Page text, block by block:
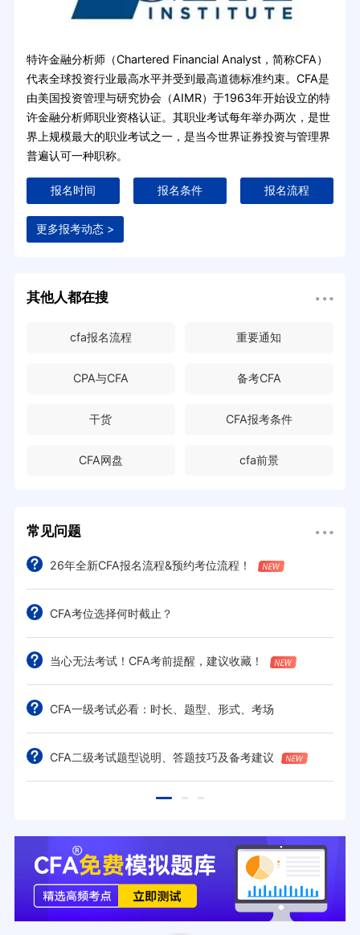
特许金融分析师（Chartered Financial Analyst，简称CFA）
代表全球投资行业最高水平并受到最高道德标准约束。CFA是
由美国投资管理与研究协会（AIMR）于1963年开始设立的特
许金融分析师职业资格认证。其职业考试每年举办两次，是世
界上规模最大的职业考试之一，是当今世界证券投资与管理界
普遍认可一种职称。
报名时间 报名条件 报名流程
更多报考动态 >
其他人都在搜
cfa报名流程 重要通知
CPA与CFA 备考CFA
干货 CFA报考条件
CFA网盘 cfa前景
常见问题
26年全新CFA报名流程&预约考位流程！
CFA考位选择何时截止？
当心无法考试！CFA考前提醒，建议收藏！
CFA一级考试必看：时长、题型、形式、考场
CFA二级考试题型说明、答题技巧及备考建议